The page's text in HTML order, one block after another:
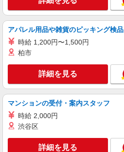
アパレル用品や雑貨のピッキング検品
時給 1,200円〜1,500円
柏市
詳細を見る
マンションの受付・案内スタッフ
時給 2,000円
渋谷区
詳細を見る